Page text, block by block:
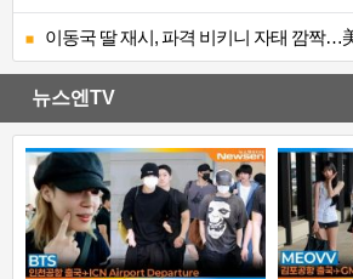
이동국 딸 재시, 파격 비키니 자태 깜짝…
뉴스엔TV